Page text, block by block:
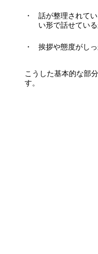
話が整理されて
い形で話せている
挨拶や態度がし
こうした基本的な部
す。